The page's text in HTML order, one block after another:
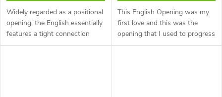
Widely regarded as a positional
opening, the English essentially
features a tight connection
between strategy and tactics
This English Opening was my
first love and this was the
opening that I used to progress
from the rank amateur player to